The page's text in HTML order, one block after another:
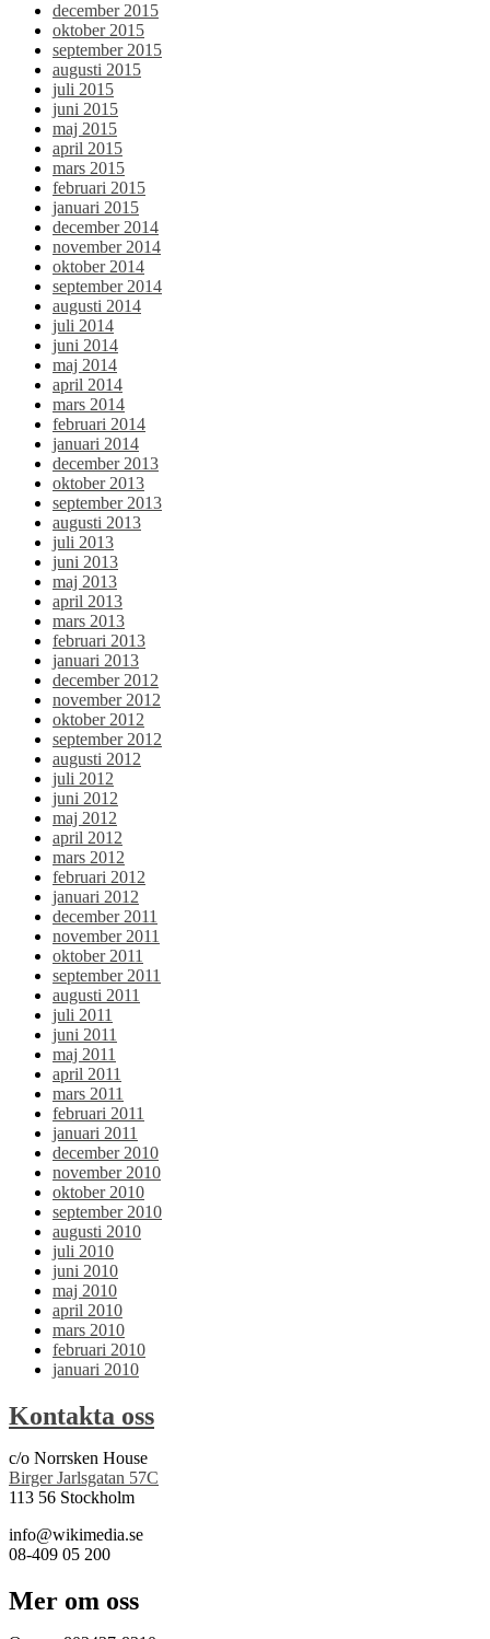
december 2015
oktober 2015
september 2015
augusti 2015
juli 2015
juni 2015
maj 2015
april 2015
mars 2015
februari 2015
januari 2015
december 2014
november 2014
oktober 2014
september 2014
augusti 2014
juli 2014
juni 2014
maj 2014
april 2014
mars 2014
februari 2014
januari 2014
december 2013
oktober 2013
september 2013
augusti 2013
juli 2013
juni 2013
maj 2013
april 2013
mars 2013
februari 2013
januari 2013
december 2012
november 2012
oktober 2012
september 2012
augusti 2012
juli 2012
juni 2012
maj 2012
april 2012
mars 2012
februari 2012
januari 2012
december 2011
november 2011
oktober 2011
september 2011
augusti 2011
juli 2011
juni 2011
maj 2011
april 2011
mars 2011
februari 2011
januari 2011
december 2010
november 2010
oktober 2010
september 2010
augusti 2010
juli 2010
juni 2010
maj 2010
april 2010
mars 2010
februari 2010
januari 2010
Kontakta oss
c/o Norrsken House
Birger Jarlsgatan 57C
113 56 Stockholm
info@wikimedia.se
08-409 05 200
Mer om oss